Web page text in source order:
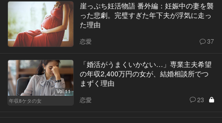
崖っぷち妊活物語 番外編：妊娠中の妻を襲
った悲劇。完璧すぎた年下夫が浮気に走っ
た理由
恋愛 37
Vol.11
年収8ケタの女
「婚活がうまくいかない…」専業主夫希望
の年収2,400万円の女が、結婚相談所でつ
まずく理由
恋愛 23